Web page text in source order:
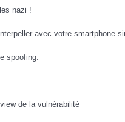
nazi !
avec votre smartphone
spoofing.
de la vulnérabilité